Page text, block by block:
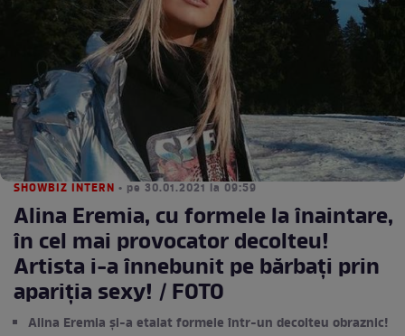
SHOWBIZ INTERN • pe 30.01.2021 la 09:59
Alina Eremia, cu formele la înaintare,
în cel mai provocator decolteu!
Artista i-a înnebunit pe bărbați prin
apariția sexy! / FOTO
Alina Eremia și-a etalat formele într-un decolteu obraznic!